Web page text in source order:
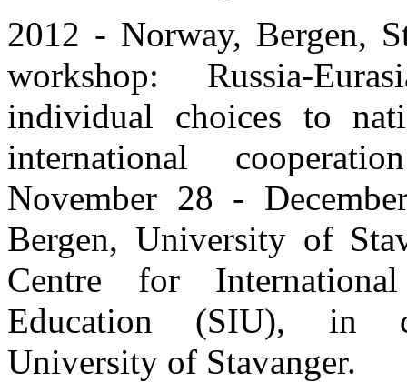
2012 - Norway, Bergen,
workshop: Russia-
individual choices to
international
November 28 -
Bergen, University of
Centre for
Education (SIU), in
University of Stavanger.